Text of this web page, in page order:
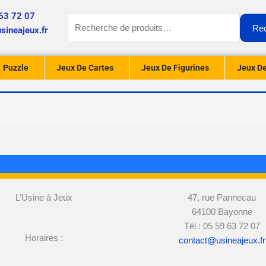
72 07
pour :
Puzzle Jeux De Cartes Jeux De Figurines Jeux
L’Usine à Jeux
Horaires :
47, rue Pannecau
64100 Bayonne
Tél : 05 59 63 72 07
contact@usineajeux.fr